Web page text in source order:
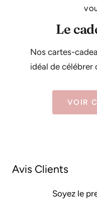
Le
Nos cartes-
idéal de célébrer
VOIR
Avis Clients
Soyez le